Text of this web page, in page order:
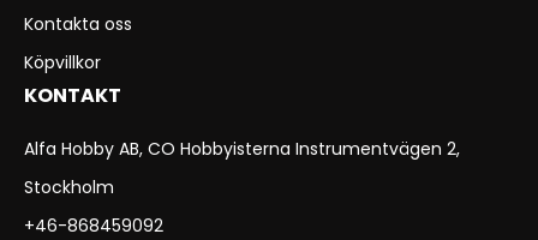
Kontakta oss
Köpvillkor
KONTAKT
Alfa Hobby AB, CO Hobbyisterna Instrumentvägen 2,
Stockholm
+46-868459092